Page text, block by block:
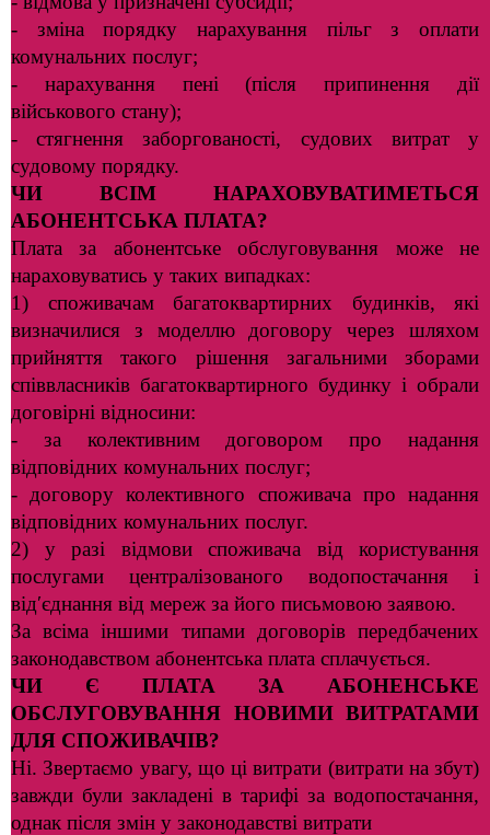
- зміна порядку нарахування пільг з оплати
комунальних послуг;
- нарахування пені (після припинення дії
військового стану);
- стягнення заборгованості, судових витрат у
судовому порядку.
ЧИ ВСІМ НАРАХОВУВАТИМЕТЬСЯ
АБОНЕНТСЬКА ПЛАТА?
Плата за абонентське обслуговування може не
нараховуватись у таких випадках:
1) споживачам багатоквартирних будинків, які
визначилися з моделлю договору через шляхом
прийняття такого рішення загальними зборами
співвласників багатоквартирного будинку і обрали
договірні відносини:
- за колективним договором про надання
відповідних комунальних послуг;
- договору колективного споживача про надання
відповідних комунальних послуг.
2) у разі відмови споживача від користування
послугами централізованого водопостачання і
від′єднання від мереж за його письмовою заявою.
За всіма іншими типами договорів передбачених
законодавством абонентська плата сплачується.
ЧИ Є ПЛАТА ЗА АБОНЕНСЬКЕ
ОБСЛУГОВУВАННЯ НОВИМИ ВИТРАТАМИ
ДЛЯ СПОЖИВАЧІВ?
Ні. Звертаємо увагу, що ці витрати (витрати на збут)
завжди були закладені в тарифі за водопостачання,
однак після змін у законодавстві витрати